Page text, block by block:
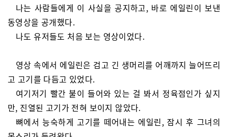
나는 사람들에게 이 사실을 공지하고, 바로 에일린이 보낸
동영상을 공개했다.
나도 유저들도 처음 보는 영상이었다.
영상 속에서 에일린은 검고 긴 생머리를 어깨까지 늘어뜨리
고 고기를 다듬고 있었다.
여기저기 빨간 불이 들어와 있는 걸 봐서 정육점인가 싶지
만, 진열된 고기가 전혀 보이지 않았다.
뼈에서 능숙하게 고기를 떼어내는 에일린, 잠시 후 그녀의